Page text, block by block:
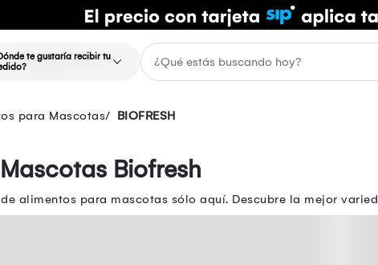
te gustaría recibir tu
para Mascotas BIOFRESH
Biofresh
alimentos para mascotas sólo aquí. Descubre la mejor